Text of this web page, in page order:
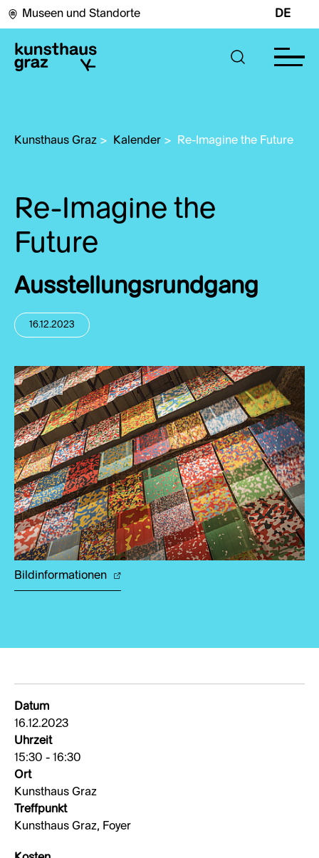
Museen und Standorte DE
Kunsthaus Graz > Kalender > Re-Imagine the Future
Re-Imagine the
Future
Ausstellungsrundgang
16.12.2023
Bildinformationen
Datum
16.12.2023
Uhrzeit
15:30 - 16:30
Ort
Kunsthaus Graz
Treffpunkt
Kunsthaus Graz, Foyer